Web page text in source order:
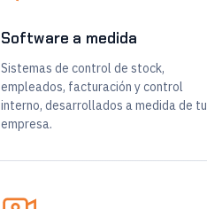
Software a medida
Sistemas de control de stock,
empleados, facturación y control
interno, desarrollados a medida de tu
empresa.